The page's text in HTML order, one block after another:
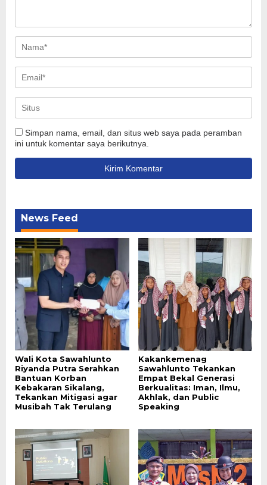
Simpan nama, email, dan situs web saya pada peramban
ini untuk komentar saya berikutnya.
News Feed
Wali Kota Sawahlunto
Riyanda Putra Serahkan
Bantuan Korban
Kebakaran Sikalang,
Tekankan Mitigasi agar
Musibah Tak Terulang
Kakankemenag
Sawahlunto Tekankan
Empat Bekal Generasi
Berkualitas: Iman, Ilmu,
Akhlak, dan Public
Speaking